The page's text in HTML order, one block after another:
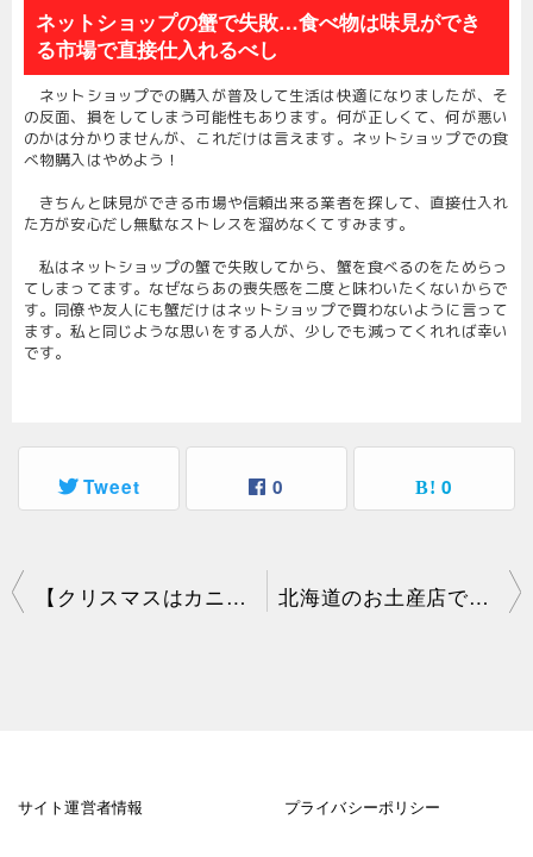
ネットショップの蟹で失敗…食べ物は味見ができ
る市場で直接仕入れるべし
ネットショップでの購入が普及して生活は快適になりましたが、そ
の反面、損をしてしまう可能性もあります。何が正しくて、何が悪い
のかは分かりませんが、これだけは言えます。ネットショップでの食
べ物購入はやめよう！
きちんと味見ができる市場や信頼出来る業者を探して、直接仕入れ
た方が安心だし無駄なストレスを溜めなくてすみます。
私はネットショップの蟹で失敗してから、蟹を食べるのをためらっ
てしまってます。なぜならあの喪失感を二度と味わいたくないからで
す。同僚や友人にも蟹だけはネットショップで買わないように言って
ます。私と同じような思いをする人が、少しでも減ってくれれば幸い
です。
Tweet 0 0
投
ン
【クリスマスはカニ鍋】開封して失敗だと思ったカニは、鍋にしたら意外と美味しい 北海道のお土産店で騙された！店頭と全然ちがう小さなカニが届きガッカリ
サイト運営者情報 プライバシーポリシー